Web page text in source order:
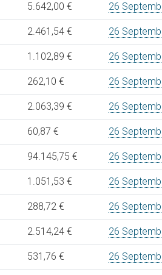
5.642,00 € 26
2.461,54 € 26
1.102,89 € 26
262,10 € 26
2.063,39 € 26
60,87 € 26
94.145,75 € 26
1.051,53 € 26
288,72 € 26
2.514,24 € 26
531,76 € 26